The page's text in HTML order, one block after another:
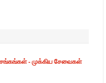
- முக்கிய சேவைகள்